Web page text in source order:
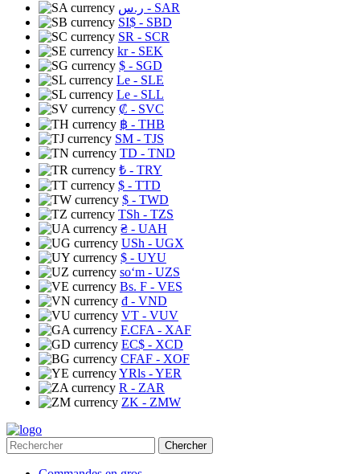
ر.س - SAR
SI$ - SBD
SR - SCR
kr- SEK
$ - SGD
Le - SLE
Le - SLL
₡ - SVC
฿ - THB
ЅМ - TJS
TD - TND
₺ - TRY
$ - TTD
$ - TWD
TSh - TZS
₴ - UAH
USh - UGX
$ - UYU
soʻm - UZS
Bs. F - VES
₫ - VND
VT - VUV
F.CFA - XAF
EC$ - XCD
CFAF - XOF
YRls - YER
R - ZAR
ZK - ZMW
Chercher